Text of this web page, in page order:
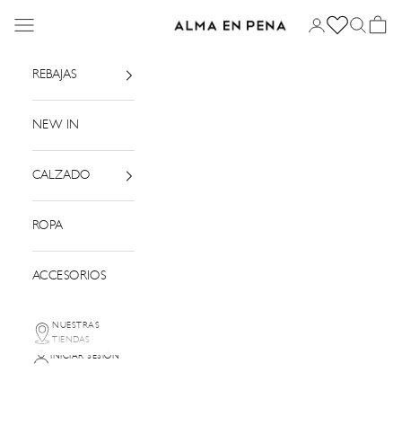
Alma en Pena
Menú Iniciar sesión
Buscar
Cesta
REBAJAS
NEW IN
CALZADO
ROPA
ACCESORIOS
NUESTRAS
TIENDAS
INICIAR SESIÓN